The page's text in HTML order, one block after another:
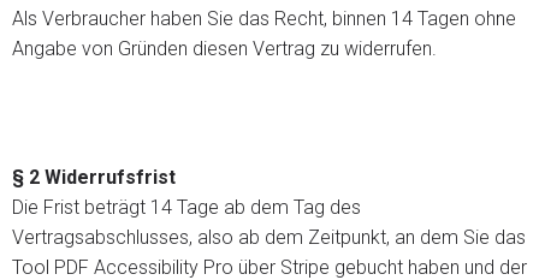
Als Verbraucher haben Sie das Recht, binnen 14 Tagen ohne
Angabe von Gründen diesen Vertrag zu widerrufen.
§ 2 Widerrufsfrist
Die Frist beträgt 14 Tage ab dem Tag des
Vertragsabschlusses, also ab dem Zeitpunkt, an dem Sie das
Tool PDF Accessibility Pro über Stripe gebucht haben und der